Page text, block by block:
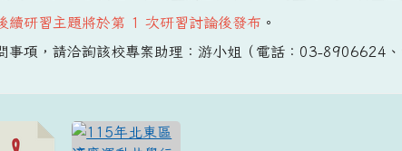
續研習主題將於第 1 次研習討論後發布 。
事項，請洽詢該校專案助理：游小姐（電話：03-8906624